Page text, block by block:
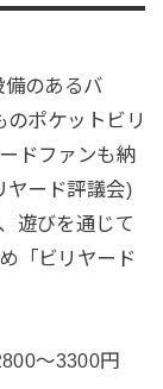
のあるバ
ポケットビリ
ドファンも納
ヤード評議会)
遊びを通じて
「ビリヤード
～3300円